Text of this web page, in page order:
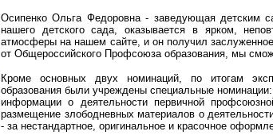
Осипенко Ольга Федоровна - заведующая детским
нашего детского сада, оказывается в ярком,
атмосферы на нашем сайте, и он получил
от Общероссийского Профсоюза образования, мы
Кроме основных двух номинаций, по итогам
образования были учреждены специальные номинации:
информации о деятельности первичной
размещение злободневных материалов о
- за нестандартное, оригинальное и красочное